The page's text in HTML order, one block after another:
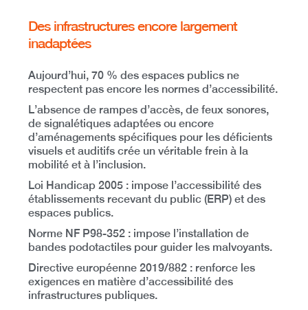
Des infrastructures encore largement
inadaptées
Aujourd’hui,70 % des espaces publics ne
respectent pas encore les normes d’accessibilité.
L’absence de rampes d’accès, de feux sonores,
de signalétiques adaptées ou encore
d’aménagements spécifiques pour les déficients
visuels et auditifs crée un véritable frein à la
mobilité et à l’inclusion.
Loi Handicap 2005 : impose l’accessibilité des
établissements recevant du public (ERP) et des
espaces publics.
Norme NF P98-352 : impose l’installation de
bandes podotactiles pour guider les malvoyants.
Directive européenne 2019/882 : renforce les
exigences en matière d’accessibilité des
infrastructures publiques.